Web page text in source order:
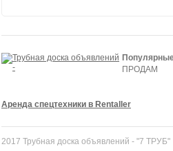
ПРОДАМ
Аренда спецтехники в Rentaller
2017 Трубная доска объявлений - "7